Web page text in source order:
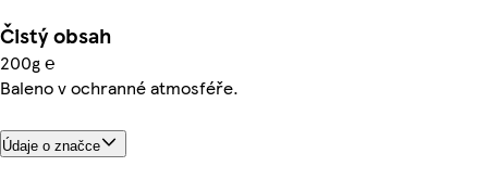
Čistý obsah
200g ℮
Baleno v ochranné atmosféře.
Údaje o značce